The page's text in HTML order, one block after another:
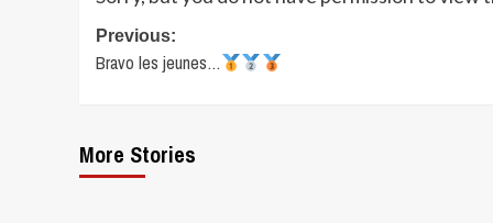
Post
navigation
Previous:
Bravo les jeunes…
More Stories